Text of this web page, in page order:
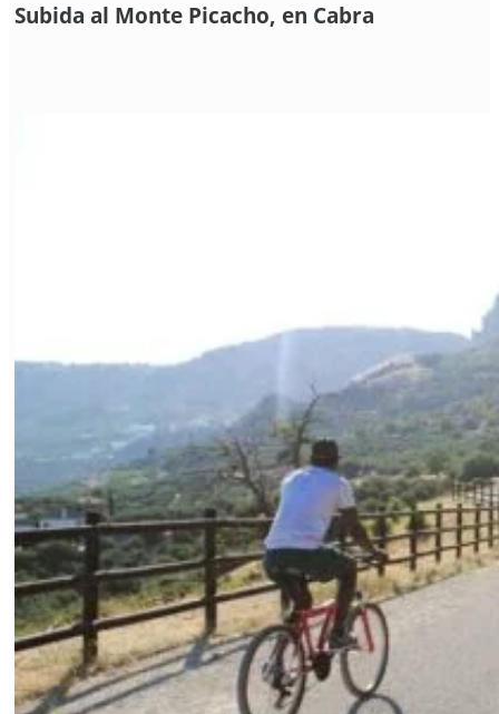
Subida al Monte Picacho, en Cabra